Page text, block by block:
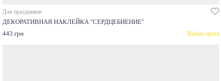
Для праздников
ДЕКОРАТИВНАЯ НАКЛЕЙКА "СЕРДЦЕБИЕНИЕ"
443 грн
Выбор цвета